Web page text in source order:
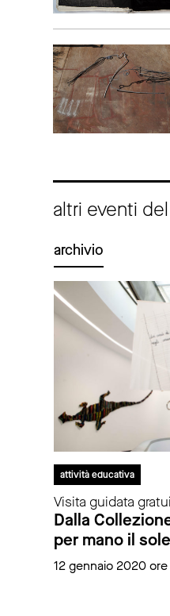
altri eventi
archivio
attività educativa
Visita guidata
Dalla
per mano il sole
12 gennaio 2020